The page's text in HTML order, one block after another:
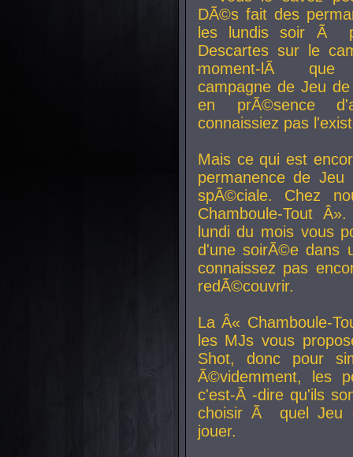
DÃ©s fait des
les lundis soir Ã
Descartes sur le
moment-lÃ que
campagne de Jeu
en prÃ©sence
connaissiez pas
Mais ce qui est
permanence de
spÃ©ciale. Chez
Chamboule-Tout
lundi du mois vous
d'une soirÃ©e dans
connaissez pas
redÃ©couvrir.
La Â« Chamboule-
les MJs vous
Shot, donc pour
Ã©videmment, les
c'est-Ã -dire qu'ils
choisir Ã quel Jeu
jouer.